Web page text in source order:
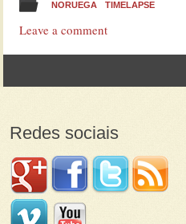
NORUEGA TIMELAPSE
Leave a comment
Post navigation
Redes sociais